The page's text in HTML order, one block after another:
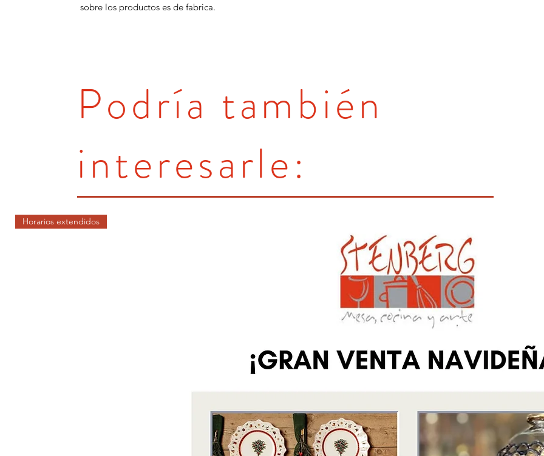
sobre los productos es de fabrica.
Horarios extendidos
Podría también
interesarle: